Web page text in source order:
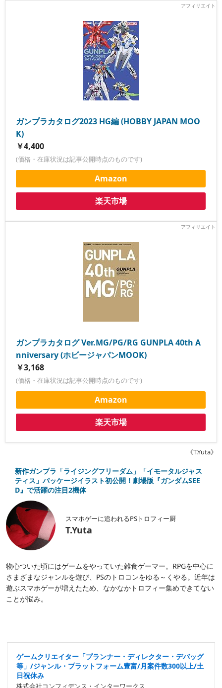
ガンプラカタログ2023 HG編 (HOBBY JAPAN MOO
K)
￥4,400
(価格・在庫状況は記事公開時点のものです)
Amazon
楽天市場
ガンプラカタログ Ver.MG/PG/RG GUNPLA 40th A
nniversary (ホビージャパンMOOK)
￥3,168
(価格・在庫状況は記事公開時点のものです)
Amazon
楽天市場
《T.Yuta》
新作ガンプラ「ライジングフリーダム」「イモータルジャス
ティス」パッケージイラスト初公開！劇場版『ガンダムSEE
D』で活躍の注目2機体
スマホゲーに追われるPSトロフィー厨
T.Yuta
物心ついた頃にはゲームをやっていた雑食ゲーマー。RPGを中心に
さまざまなジャンルを遊び、PSのトロコンをゆる～くやる。近年は
遊ぶスマホゲーが増えたため、なかなかトロフィー集めできてない
ことが悩み。
ゲームクリエイター「プランナー・ディレクター・デバッグ
等」/ジャンル・プラットフォーム豊富/月案件数300以上/土
日祝休み
株式会社コンフィデンス・インターワークス